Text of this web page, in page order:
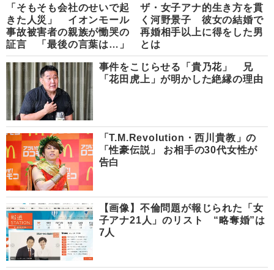
「そもそも会社のせいで起
きた人災」 イオンモール
事故被害者の親族が慟哭の
証言 「最後の言葉は…」
ザ・女子アナ的生き方を貫
く河野景子 彼女の結婚で
再婚相手以上に得をした男
とは
事件をこじらせる「貴乃花」 兄
「花田虎上」が明かした絶縁の理由
「T.M.Revolution・西川貴教」の
「性豪伝説」 お相手の30代女性が
告白
【画像】不倫問題が報じられた「女
子アナ21人」のリスト “略奪婚”は
7人